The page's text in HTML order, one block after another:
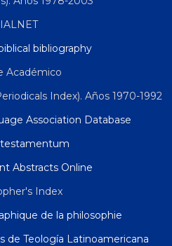
bibliography
Académico
Index). Años 1970-1992
Association Database
Abstracts Online
Index
de la philosophie
de Teología Latinoamericana